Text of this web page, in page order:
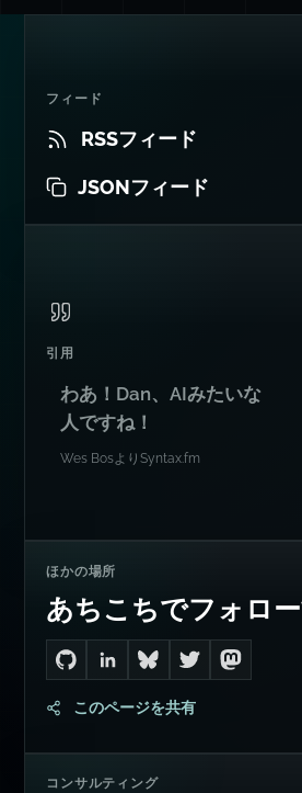
フィード
RSSフィード
JSONフィード
引用
わあ！Dan、AIみたいな
人ですね！
Wes BosよりSyntax.fm
ほかの場所
あちこちでフォロ
Go to Dan's GitHub
Connect with me on
Follow me on
Follow me
Follow
このページを共有
コンサルティング